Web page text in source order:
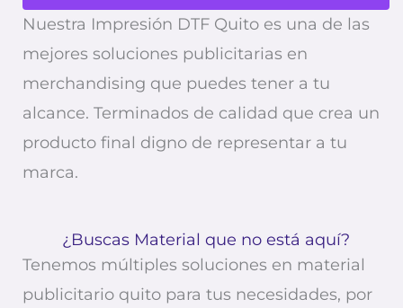
Nuestra Impresión DTF Quito es una de las
mejores soluciones publicitarias en
merchandising que puedes tener a tu
alcance. Terminados de calidad que crea un
producto final digno de representar a tu
marca.
¿Buscas Material que no está aquí?
Tenemos múltiples soluciones en material
publicitario quito para tus necesidades, por